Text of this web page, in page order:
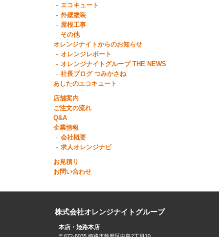
エコキュート
外壁塗装
屋根工事
その他
オレンジナイトからのお知らせ
オレンジレポート
オレンジナイトグループ THE NEWS
社長ブログ つみかさね
あしたのエコキュート
店舗案内
ご注文の流れ
Q&A
企業情報
会社概要
求人オレンジナビ
お見積り
お問い合わせ
株式会社オレンジナイトグループ
本店・姫路本店